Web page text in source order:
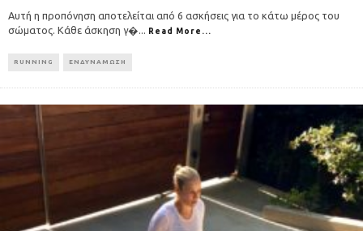
Αυτή η προπόνηση αποτελείται από 6 ασκήσεις για το κάτω μέρος του
σώματος. Κάθε άσκηση γ�... Read More...
RUNNING ΕΝΔΥΝΑΜΩΣΗ